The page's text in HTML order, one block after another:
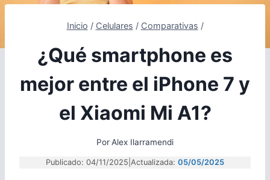
Inicio / Celulares / Comparativas /
¿Qué smartphone es
mejor entre el iPhone 7 y
el Xiaomi Mi A1?
PorAlex Ilarramendi
Publicado: 04/11/2025 Actualizada: 05/05/2025